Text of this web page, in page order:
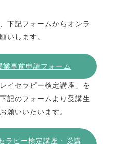
下記フォームからオンラ
いします。
業事前申請フォーム
イセラピー検定講座」を
記のフォームより受講生
願いいたいます。
ラピー検定講座・受講